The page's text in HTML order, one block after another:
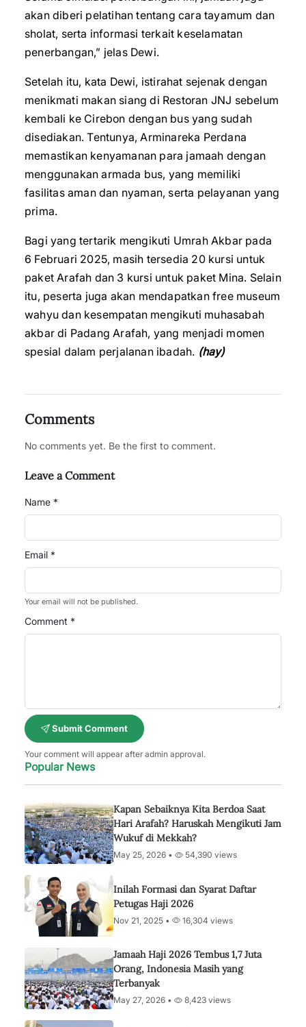
akan diberi pelatihan tentang cara tayamum dan
sholat, serta informasi terkait keselamatan
penerbangan,” jelas Dewi.
Setelah itu, kata Dewi, istirahat sejenak dengan
menikmati makan siang di Restoran JNJ sebelum
kembali ke Cirebon dengan bus yang sudah
disediakan. Tentunya, Arminareka Perdana
memastikan kenyamanan para jamaah dengan
menggunakan armada bus, yang memiliki
fasilitas aman dan nyaman, serta pelayanan yang
prima.
Bagi yang tertarik mengikuti Umrah Akbar pada
6 Februari 2025, masih tersedia 20 kursi untuk
paket Arafah dan 3 kursi untuk paket Mina. Selain
itu, peserta juga akan mendapatkan free museum
wahyu dan kesempatan mengikuti muhasabah
akbar di Padang Arafah, yang menjadi momen
spesial dalam perjalanan ibadah. (hay)
Comments
No comments yet. Be the first to comment.
Leave a Comment
Name *
Email *
Your email will not be published.
Comment *
Submit Comment
Your comment will appear after admin approval.
Popular News
Kapan Sebaiknya Kita Berdoa Saat
Hari Arafah? Haruskah Mengikuti Jam
Wukuf di Mekkah?
May 25, 2026 • 54,390 views
Inilah Formasi dan Syarat Daftar
Petugas Haji 2026
Nov 21, 2025 • 16,304 views
Jamaah Haji 2026 Tembus 1,7 Juta
Orang, Indonesia Masih yang
Terbanyak
May 27, 2026 • 8,423 views